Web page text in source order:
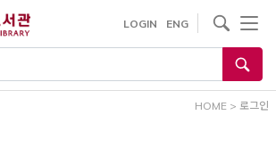
LOGIN ENG
HOME > 로그인